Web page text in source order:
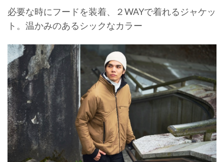
必要な時にフードを装着、２WAYで着れるジャケッ
ト。温かみのあるシックなカラー